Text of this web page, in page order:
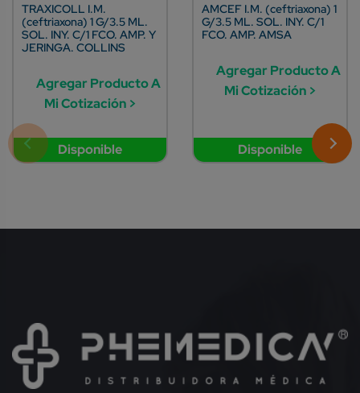
Disponible
TRAXICOLL I.M.
(ceftriaxona) 1 G/3.5 ML.
SOL. INY. C/1 FCO. AMP. Y
JERINGA. COLLINS
Agregar Producto A
Mi Cotización >
Disponible
AMCEF I.M. (ceftriaxona) 1
G/3.5 ML. SOL. INY. C/1
FCO. AMP. AMSA
Agregar Producto A
Mi Cotización >